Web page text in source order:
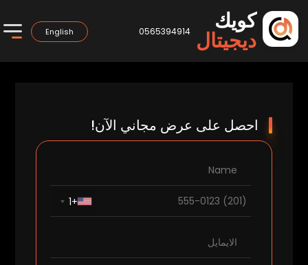
كويك
ديجيتال 0565394914
English
احصل على عرض مجاني الآن!
+1